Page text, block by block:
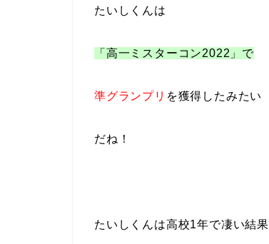
たいしくんは
「高一ミスターコン2022」で
準グランプリ を獲得 したみたい
だね！
たいしくんは高校1年で凄い結果